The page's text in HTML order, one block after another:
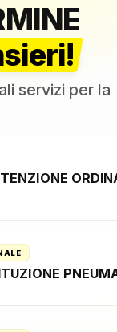
servizi per la